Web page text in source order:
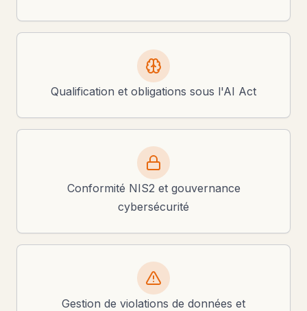
Qualification et obligations sous l'AI Act
Conformité NIS2 et gouvernance
cybersécurité
Gestion de violations de données et